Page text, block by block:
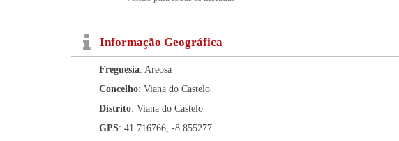
Informação Geográfica
Freguesia: Areosa
Concelho: Viana do Castelo
Distrito: Viana do Castelo
GPS: 41.716766, -8.855277